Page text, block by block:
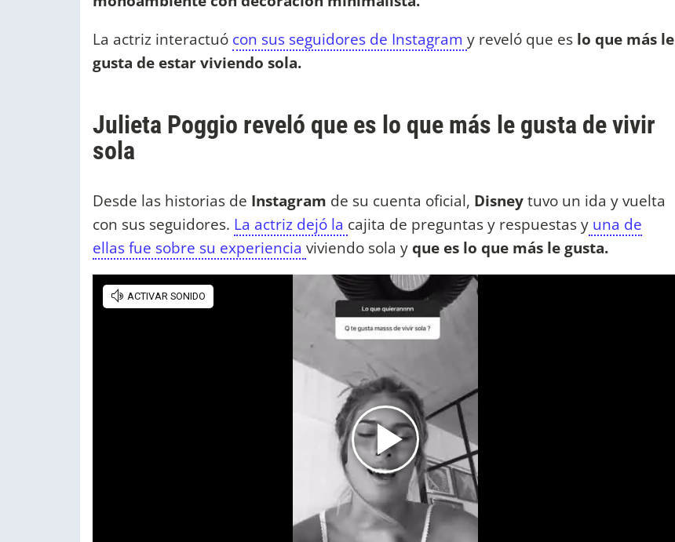
La actriz interactuó con sus seguidores de Instagram y reveló que es lo que más le
gusta de estar viviendo sola.
Julieta Poggio reveló que es lo que más le gusta de vivir
sola
Desde las historias de Instagram de su cuenta oficial, Disneytuvo un ida y vuelta
con sus seguidores. La actriz dejó la cajita de preguntas y respuestas y una de
ellas fue sobre su experiencia viviendo sola yque es lo que más le gusta.